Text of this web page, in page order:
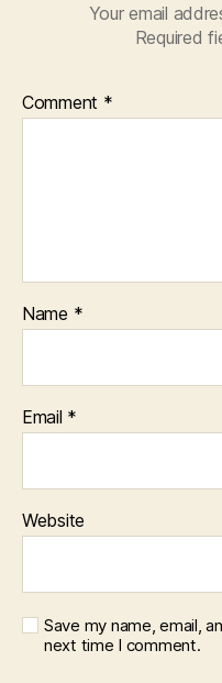
Your email
Required
Comment *
Name *
Email *
Website
Save my name, email,
next time I comment.